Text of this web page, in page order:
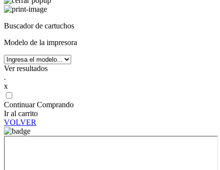
Buscador de cartuchos
Modelo de la impresora
Ver resultados
.
x
Continuar Comprando
Ir al carrito
VOLVER